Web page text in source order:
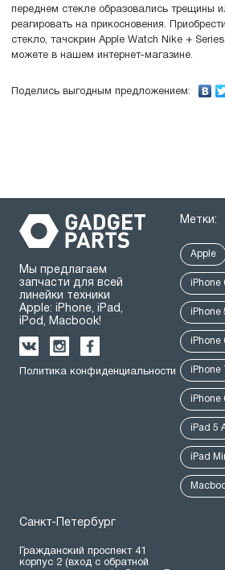
переднем стекле образовались трещины
реагировать на прикосновения.
стекло, тачскрин Apple Watch Nike +
можете в нашем интернет-магазине.
Поделись выгодным предложением:
Мы предлагаем
запчасти для всей
линейки техники
Apple: iPhone, iPad,
iPod, Macbook!
Политика конфиденциальности
Метки:
Apple
iPhone
iPhone
iPhone
iPhone
iPhone
iPad 5
iPad
Санкт-Петербург
Гражданский проспект 41
корпус 2 (вход с обратной